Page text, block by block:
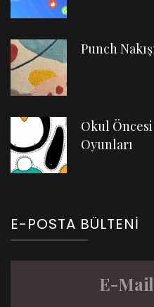
Punch
Okul
Oyunları
E-POSTA BÜLTENI
E-